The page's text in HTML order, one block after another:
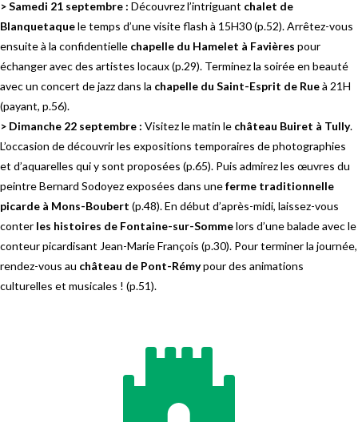
> Samedi 21 septembre : Découvrez l’intriguant chalet de
Blanquetaquele temps d’une visite flash à 15H30 (p.52). Arrêtez-vous
ensuite à la confidentielle chapelle du Hamelet à Favières pour
échanger avec des artistes locaux (p.29). Terminez la soirée en beauté
avec un concert de jazz dans la chapelle du Saint-Esprit de Rueà 21H
(payant, p.56).
> Dimanche 22 septembre : Visitez le matin le château Buiret à Tully.
L’occasion de découvrir les expositions temporaires de photographies
et d’aquarelles qui y sont proposées (p.65). Puis admirez les œuvres du
peintre Bernard Sodoyez exposées dans uneferme traditionnelle
picarde à Mons-Boubert (p.48). En début d’après-midi, laissez-vous
conter les histoires de Fontaine-sur-Sommelors d’une balade avec le
conteur picardisant Jean-Marie François (p.30). Pour terminer la journée,
rendez-vous au château de Pont-Rémypour des animations
culturelles et musicales ! (p.51).